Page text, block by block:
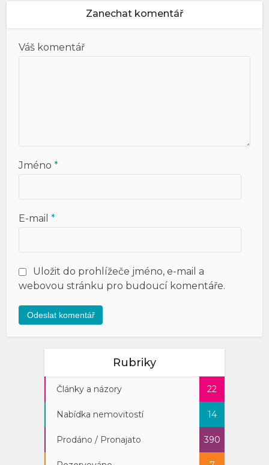
Zanechat komentář
Váš komentář
Jméno*
E-mail*
Uložit do prohlížeče jméno, e-mail a
webovou stránku pro budoucí komentáře.
Rubriky
Články a názory 22
Nabídka nemovitostí 14
Prodáno / Pronajato 390